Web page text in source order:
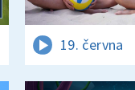
19. června